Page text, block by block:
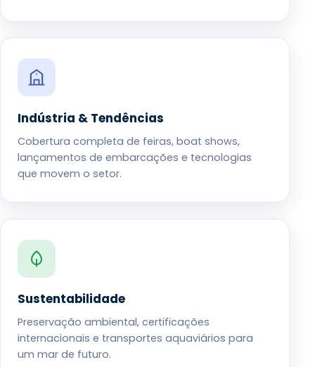
Indústria & Tendências
Cobertura completa de feiras, boat shows,
lançamentos de embarcações e tecnologias
que movem o setor.
Sustentabilidade
Preservação ambiental, certificações
internacionais e transportes aquaviários para
um mar de futuro.